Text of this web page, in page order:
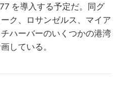
を導入する予定だ。同グ
ク、ロサンゼルス、マイア
ハーバーのいくつかの港湾
している。